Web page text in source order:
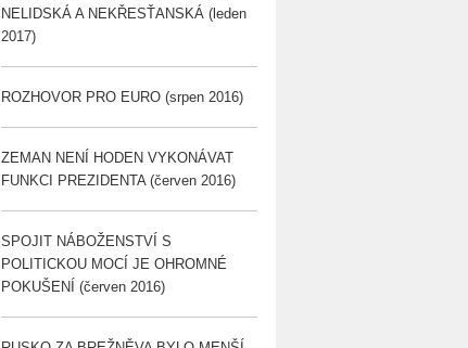
NELIDSKÁ A NEKŘESŤANSKÁ (leden
2017)
ROZHOVOR PRO EURO (srpen 2016)
ZEMAN NENÍ HODEN VYKONÁVAT
FUNKCI PREZIDENTA (červen 2016)
SPOJIT NÁBOŽENSTVÍ S
POLITICKOU MOCÍ JE OHROMNÉ
POKUŠENÍ (červen 2016)